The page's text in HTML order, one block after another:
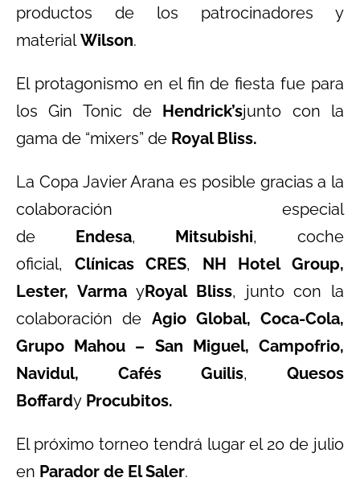
productos de los patrocinadores y
materialWilson.
El protagonismo en el fin de fiesta fue para
los Gin Tonic de Hendrick’sjunto con la
gama de “mixers” de Royal Bliss.
La Copa Javier Arana es posible gracias a la
colaboración especial
de Endesa, Mitsubishi, coche
oficial, Clínicas CRES, NH Hotel Group,
Lester, VarmayRoyal Bliss, junto con la
colaboración de Agio Global, Coca-Cola,
Grupo Mahou – San Miguel, Campofrio,
Navidul, Cafés Guilis, Quesos
Boffardy Procubitos.
El próximo torneo tendrá lugar el 20 de julio
en Parador de El Saler.